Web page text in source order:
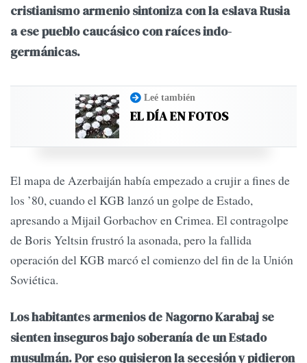
cristianismo armenio sintoniza con la eslava Rusia
a ese pueblo caucásico con raíces indo-
germánicas.
Leé también
EL DÍA EN FOTOS
El mapa de Azerbaiján había empezado a crujir a fines de
los ’80, cuando el KGB lanzó un golpe de Estado,
apresando a Mijail Gorbachov en Crimea. El contragolpe
de Boris Yeltsin frustró la asonada, pero la fallida
operación del KGB marcó el comienzo del fin de la Unión
Soviética.
Los habitantes armenios de Nagorno Karabaj se
sienten inseguros bajo soberanía de un Estado
musulmán. Por eso quisieron la secesión y pidieron